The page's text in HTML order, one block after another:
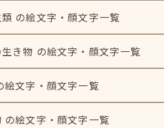
の絵文字・顔文字一覧
き物 の絵文字・顔文字一覧
絵文字・顔文字一覧
の絵文字・顔文字一覧